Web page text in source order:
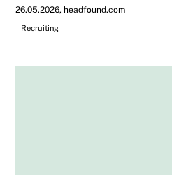
26.05.2026 headfound.com
Recruiting